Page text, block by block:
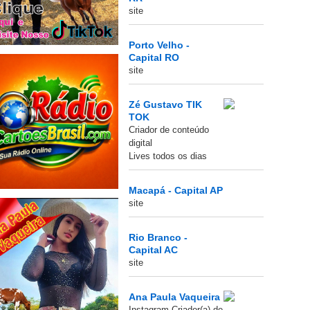
site
Porto Velho -
Capital RO
site
Zé Gustavo TIK
TOK
Criador de conteúdo
digital
Lives todos os dias
Macapá - Capital AP
site
Rio Branco -
Capital AC
site
Ana Paula Vaqueira